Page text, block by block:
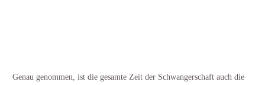
Genau genommen, ist die gesamte Zeit der Schwangerschaft auch die